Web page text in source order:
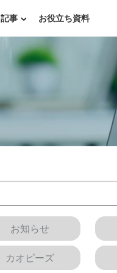
記事 お役立ち資料
お知らせ
カオピーズ